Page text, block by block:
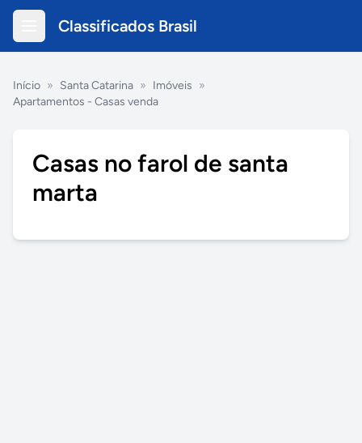
Classificados Brasil
Início » Santa Catarina » Imóveis »
Apartamentos - Casas venda
Casas no farol de santa
marta